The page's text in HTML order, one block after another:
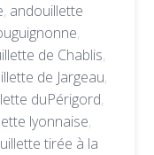
, andouillette
,
de Chablis,
de Jargeau,
duPérigord,
lyonnaise,
tirée à la